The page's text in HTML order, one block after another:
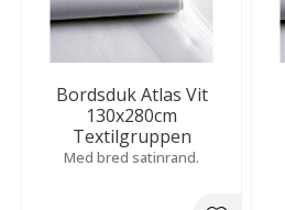
Bordsduk Atlas Vit
130x280cm
Textilgruppen
Med bred satinrand.